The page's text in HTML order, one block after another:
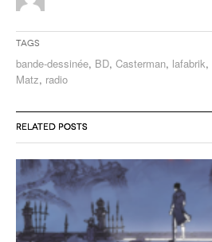
Tags
bande-dessinée, BD, Casterman, lafabrik,
Matz, radio
RELATED POSTS